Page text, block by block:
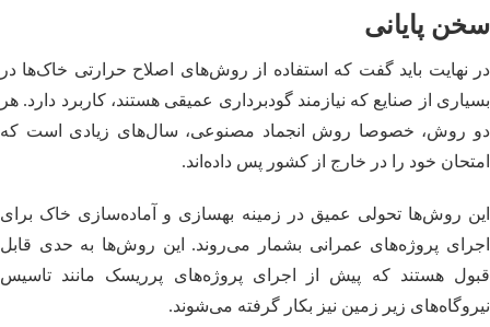
سخن پایانی
در نهایت باید گفت که استفاده از روش‌های اصلاح حرارتی خاک‌ها در
بسیاری از صنایع که نیازمند گودبرداری عمیقی هستند، کاربرد دارد. هر
دو روش، خصوصا روش انجماد مصنوعی، سال‌های زیادی است که
امتحان خود را در خارج از کشور پس داده‌اند.
این روش‌ها تحولی عمیق در زمینه بهسازی و آماده‌سازی خاک برای
اجرای پروژه‌های عمرانی بشمار می‌روند. این روش‌ها به حدی قابل
قبول هستند که پیش از اجرای پروژه‌های پرریسک مانند تاسیس
نیروگاه‌های زیر زمین نیز بکار گرفته می‌شوند.